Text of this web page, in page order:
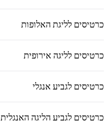
כרטיסים לליגת האלופות
כרטיסים לליגה אירופית
כרטיסים לגביע אנגלי
כרטיסים לגביע הליגה האנגלית